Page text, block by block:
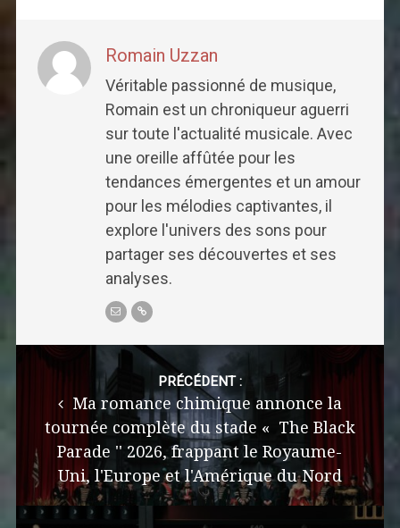
Romain Uzzan
Véritable passionné de musique,
Romain est un chroniqueur aguerri
sur toute l'actualité musicale. Avec
une oreille affûtée pour les
tendances émergentes et un amour
pour les mélodies captivantes, il
explore l'univers des sons pour
partager ses découvertes et ses
analyses.
Post
PRÉCÉDENT :
Ma romance chimique annonce la
tournée complète du stade « The Black
Parade '' 2026, frappant le Royaume-
Uni, l'Europe et l'Amérique du Nord